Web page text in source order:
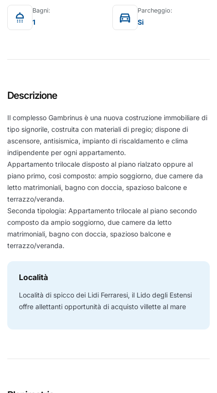
shower Bagni:
1 directions_car Parcheggio:
Si
Descrizione
Il complesso Gambrinus è una nuova costruzione immobiliare di
tipo signorile, costruita con materiali di pregio; dispone di
ascensore, antisismica, impianto di riscaldamento e clima
indipendente per ogni appartamento.
Appartamento trilocale disposto al piano rialzato oppure al
piano primo, così composto: ampio soggiorno, due camere da
letto matrimoniali, bagno con doccia, spazioso balcone e
terrazzo/veranda.
Seconda tipologia: Appartamento trilocale al piano secondo
composto da ampio soggiorno, due camere da letto
matrimoniali, bagno con doccia, spazioso balcone e
terrazzo/veranda.
Località
Località di spicco dei Lidi Ferraresi, il Lido degli Estensi
offre allettanti opportunità di acquisto villette al mare